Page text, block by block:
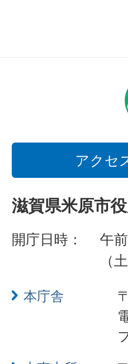
アクセ
滋賀県米原市
開庁日時：
午
（
本庁舎